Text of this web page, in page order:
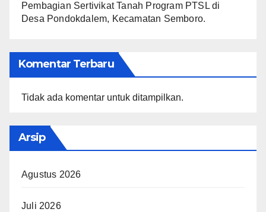
Pembagian Sertivikat Tanah Program PTSL di
Desa Pondokdalem, Kecamatan Semboro.
Komentar Terbaru
Tidak ada komentar untuk ditampilkan.
Arsip
Agustus 2026
Juli 2026